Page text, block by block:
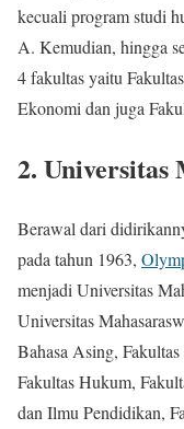
kecuali program studi
A. Kemudian, hingga
4 fakultas yaitu
Ekonomi dan juga
2. Universitas
Berawal dari
pada tahun 1963,
menjadi Universitas
Universitas
Bahasa Asing,
Fakultas Hukum,
dan Ilmu Pendidikan,